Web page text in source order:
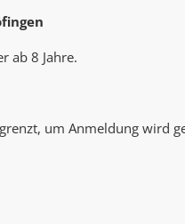
ab 8 Jahre.
um Anmeldung wird